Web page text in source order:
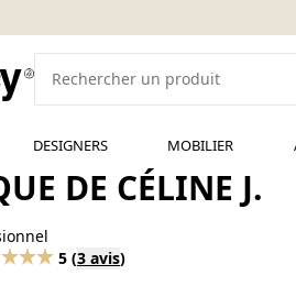
DESIGNERS MOBILIER
DE CÉLINE J.
5 (3 avis)